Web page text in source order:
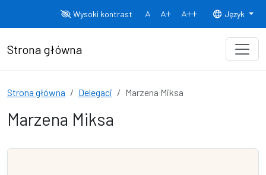
Wysoki kontrast
Normalny rozmiar czcionki
Rozmiar czcionki 150% Rozmiar
Język
Strona główna
Strona główna Delegaci Marzena Miksa
Marzena Miksa